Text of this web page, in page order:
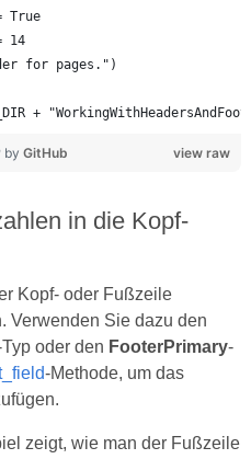
builder.font.bold = True
builder.font.size = 14
+
view raw
by GitHub
in die Kopf-
Kopf- oder Fußzeile
Verwenden Sie dazu den
oder den FooterPrimary-
-Methode, um das
zeigt, wie man der Fußzeile